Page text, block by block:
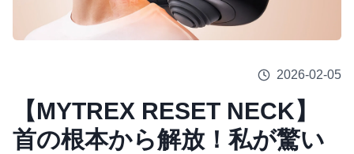
2026-02-05
【MYTREX RESET NECK】
首の根本から解放！私が驚い